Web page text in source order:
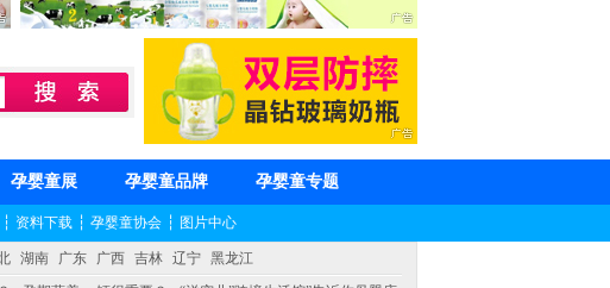
孕婴童展 孕婴童品牌 孕婴童专题
┆ 资料下载 ┆ 孕婴童协会 ┆ 图片中心
湖南 广东 广西 吉林 辽宁 黑龙江